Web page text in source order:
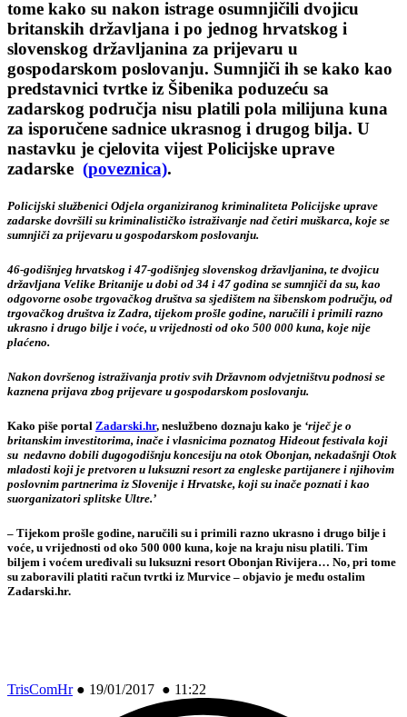
tome kako su nakon istrage osumnjičili dvojicu
britanskih državljana i po jednog hrvatskog i
slovenskog državljanina za prijevaru u
gospodarskom poslovanju. Sumnjiči ih se kako kao
predstavnici tvrtke iz Šibenika poduzeću sa
zadarskog područja nisu platili pola milijuna kuna
za isporučene sadnice ukrasnog i drugog bilja. U
nastavku je cjelovita vijest Policijske uprave
zadarske (poveznica).
Policijski službenici Odjela organiziranog kriminaliteta Policijske uprave
zadarske dovršili su kriminalističko istraživanje nad četiri muškarca, koje se
sumnjiči za prijevaru u gospodarskom poslovanju.
46-godišnjeg hrvatskog i 47-godišnjeg slovenskog državljanina, te dvojicu
državljana Velike Britanije u dobi od 34 i 47 godina se sumnjiči da su, kao
odgovorne osobe trgovačkog društva sa sjedištem na šibenskom području, od
trgovačkog društva iz Zadra, tijekom prošle godine, naručili i primili razno
ukrasno i drugo bilje i voće, u vrijednosti od oko 500 000 kuna, koje nije
plaćeno.
Nakon dovršenog istraživanja protiv svih Državnom odvjetništvu podnosi se
kaznena prijava zbog prijevare u gospodarskom poslovanju.
Kako piše portal Zadarski.hr, neslužbeno doznaju kako je ‘riječ je o
britanskim investitorima, inače i vlasnicima poznatog Hideout festivala koji
su nedavno dobili dugogodišnju koncesiju na otok Obonjan, nekadašnji Otok
mladosti koji je pretvoren u luksuzni resort za engleske partijanere i njihovim
poslovnim partnerima iz Slovenije i Hrvatske, koji su inače poznati i kao
suorganizatori splitske Ultre.’
– Tijekom prošle godine, naručili su i primili razno ukrasno i drugo bilje i
voće, u vrijednosti od oko 500 000 kuna, koje na kraju nisu platili. Tim
biljem i voćem uređivali su luksuzni resort Obonjan Rivijera… No, pri tome
su zaboravili platiti račun tvrtki iz Murvice – objavio je među ostalim
Zadarski.hr.
TrisComHr● 19/01/2017 ● 11:22